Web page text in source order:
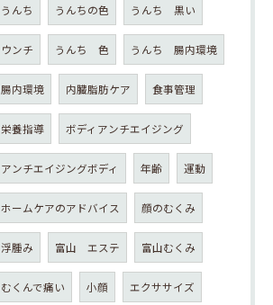
うんち うんちの色 うんち 黒い
ウンチ うんち 色 うんち 腸内環境
腸内環境 内臓脂肪ケア 食事管理
栄養指導 ボディアンチエイジング
アンチエイジングボディ 年齢 運動
ホームケアのアドバイス 顔のむくみ
浮腫み 富山 エステ 富山むくみ
むくんで痛い 小顔 エクササイズ